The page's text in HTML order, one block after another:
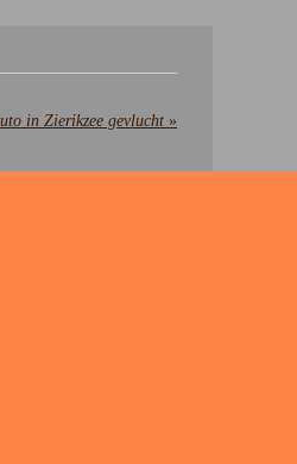
in Zierikzee gevlucht »